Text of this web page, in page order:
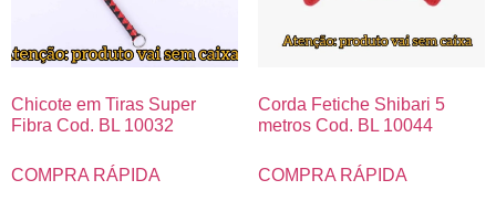
Chicote em Tiras Super
Fibra Cod. BL 10032
COMPRA RÁPIDA
Corda Fetiche Shibari 5
metros Cod. BL 10044
COMPRA RÁPIDA